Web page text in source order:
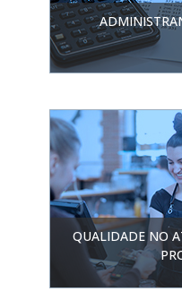
QUALIDADE NO